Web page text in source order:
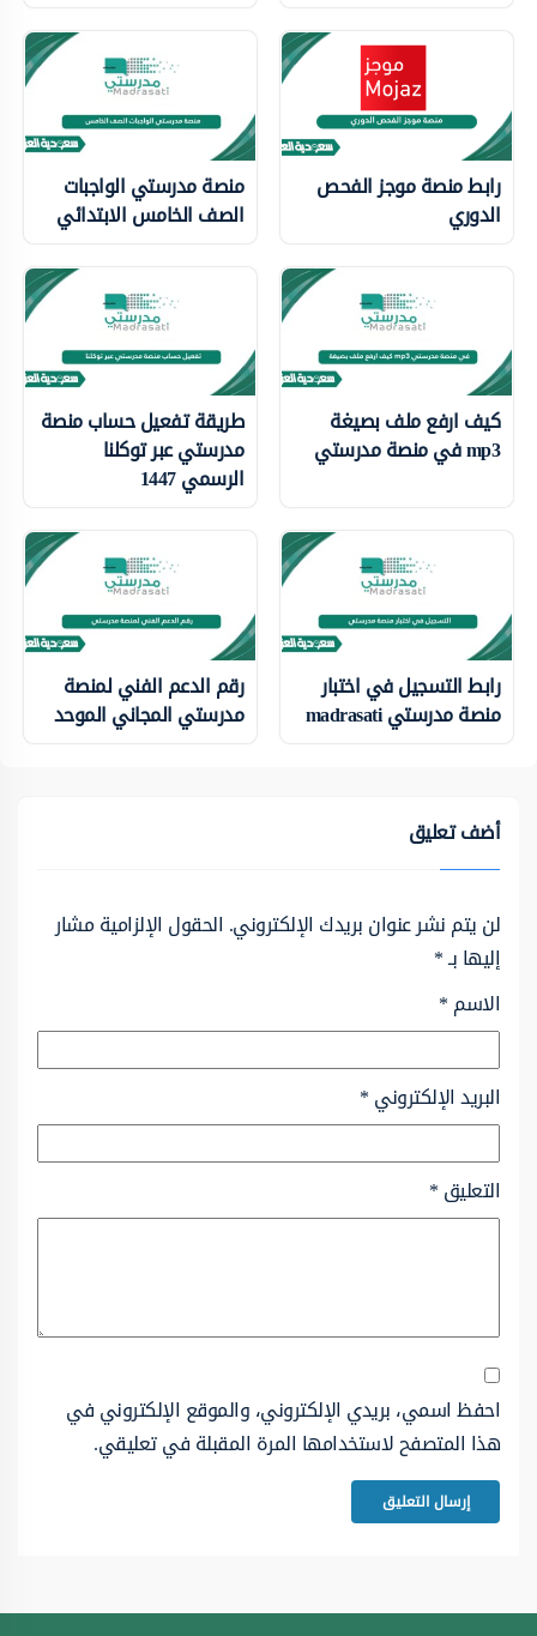
رابط منصة موجز الفحص
الدوري
منصة مدرستي الواجبات
الصف الخامس الابتدائي
كيف ارفع ملف بصيغة
mp3 في منصة مدرستي
طريقة تفعيل حساب منصة
مدرستي عبر توكلنا
الرسمي 1447
رابط التسجيل في اختبار
منصة مدرستي madrasati
رقم الدعم الفني لمنصة
مدرستي المجاني الموحد
أضف تعليق
لن يتم نشر عنوان بريدك الإلكتروني. الحقول الإلزامية مشار
إليها بـ*
الاسم*
البريد الإلكتروني*
التعليق*
احفظ اسمي، بريدي الإلكتروني، والموقع الإلكتروني في
هذا المتصفح لاستخدامها المرة المقبلة في تعليقي.